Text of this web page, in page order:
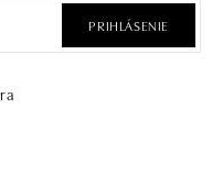
PRIHLÁSENIE